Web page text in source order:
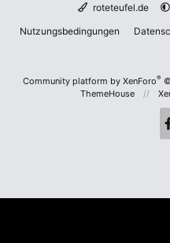
roteteufel.de
Nutzungsbedingungen
Community platform by XenForo®
ThemeHouse